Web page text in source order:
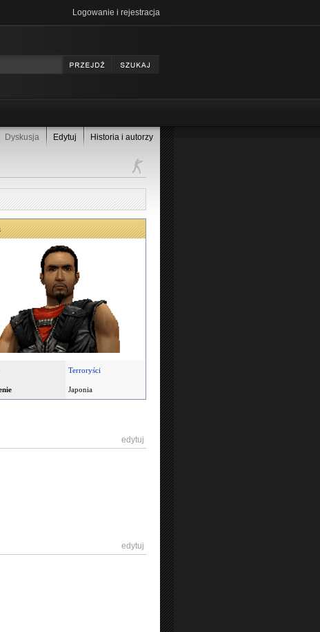
Logowanie i rejestracja
Dyskusja Edytuj Historia i autorzy
Terroryści
Japonia
edytuj
edytuj